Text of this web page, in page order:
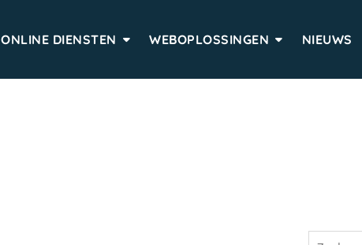
ONLINE DIENSTEN WEBOPLOSSINGEN NIEUWS
Zoeken